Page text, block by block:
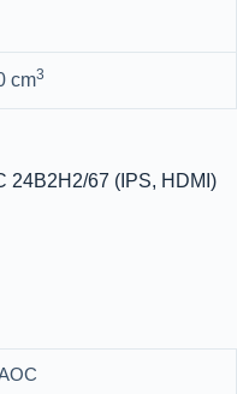
cm3
24B2H2/67 (IPS, HDMI)